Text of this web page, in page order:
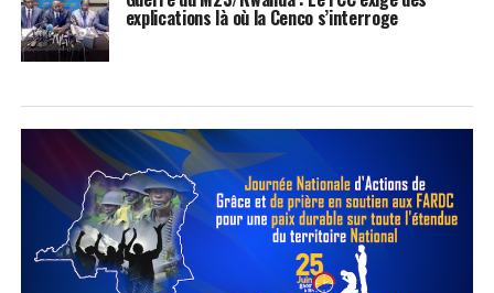
explications là où la Cenco s’interroge